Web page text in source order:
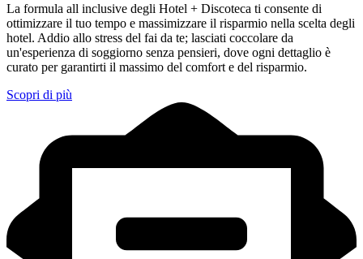
La formula all inclusive degli Hotel + Discoteca ti consente di
ottimizzare il tuo tempo e massimizzare il risparmio nella scelta degli
hotel. Addio allo stress del fai da te; lasciati coccolare da
un'esperienza di soggiorno senza pensieri, dove ogni dettaglio è
curato per garantirti il massimo del comfort e del risparmio.
Scopri di più